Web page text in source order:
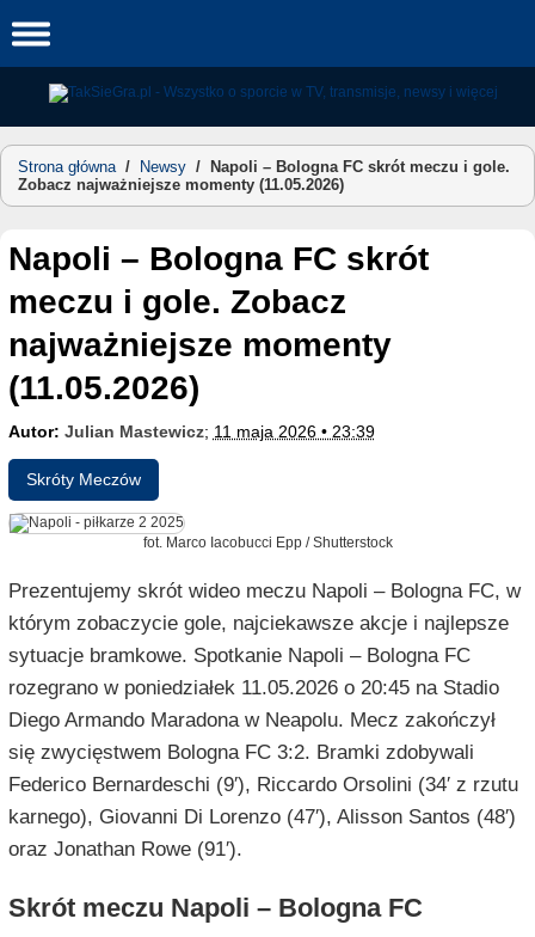
to
Strona główna/ Newsy /
Napoli – Bologna FC skrót meczu i gole.
Zobacz najważniejsze momenty (11.05.2026)
Napoli – Bologna FC skrót
meczu i gole. Zobacz
najważniejsze momenty
(11.05.2026)
Autor: Julian Mastewicz; 11 maja 2026 • 23:39
Skróty Meczów
fot. Marco Iacobucci Epp / Shutterstock
Prezentujemy skrót wideo meczu Napoli – Bologna FC, w
którym zobaczycie gole, najciekawsze akcje i najlepsze
sytuacje bramkowe. Spotkanie Napoli – Bologna FC
rozegrano w poniedziałek 11.05.2026 o 20:45 na Stadio
Diego Armando Maradona w Neapolu. Mecz zakończył
się zwycięstwem Bologna FC 3:2. Bramki zdobywali
Federico Bernardeschi (9′), Riccardo Orsolini (34′ z rzutu
karnego), Giovanni Di Lorenzo (47′), Alisson Santos (48′)
oraz Jonathan Rowe (91′).
Skrót meczu Napoli – Bologna FC